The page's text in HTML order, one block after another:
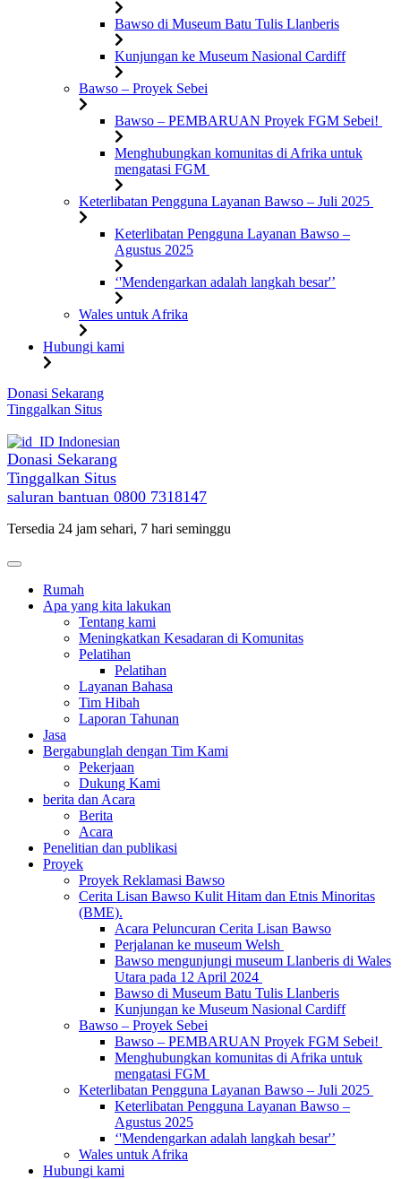
Bawso di Museum Batu Tulis Llanberis
Kunjungan ke Museum Nasional Cardiff
Bawso – Proyek Sebei
Bawso – PEMBARUAN Proyek FGM Sebei!
Menghubungkan komunitas di Afrika untuk
mengatasi FGM
Keterlibatan Pengguna Layanan Bawso – Juli 2025
Keterlibatan Pengguna Layanan Bawso –
Agustus 2025
‘'Mendengarkan adalah langkah besar'’
Wales untuk Afrika
Hubungi kami
Lewati
ke
Donasi Sekarang
Tinggalkan Situs
Indonesian
Donasi Sekarang
Tinggalkan Situs
saluran bantuan 0800 7318147
Tersedia 24 jam sehari, 7 hari seminggu
Rumah
Apa yang kita lakukan
Tentang kami
Meningkatkan Kesadaran di Komunitas
Pelatihan
Pelatihan
Layanan Bahasa
Tim Hibah
Laporan Tahunan
Jasa
Bergabunglah dengan Tim Kami
Pekerjaan
Dukung Kami
berita dan Acara
Berita
Acara
Penelitian dan publikasi
Proyek
Proyek Reklamasi Bawso
Cerita Lisan Bawso Kulit Hitam dan Etnis Minoritas
(BME).
Acara Peluncuran Cerita Lisan Bawso
Perjalanan ke museum Welsh
Bawso mengunjungi museum Llanberis di Wales
Utara pada 12 April 2024
Bawso di Museum Batu Tulis Llanberis
Kunjungan ke Museum Nasional Cardiff
Bawso – Proyek Sebei
Bawso – PEMBARUAN Proyek FGM Sebei!
Menghubungkan komunitas di Afrika untuk
mengatasi FGM
Keterlibatan Pengguna Layanan Bawso – Juli 2025
Keterlibatan Pengguna Layanan Bawso –
Agustus 2025
‘'Mendengarkan adalah langkah besar'’
Wales untuk Afrika
Hubungi kami